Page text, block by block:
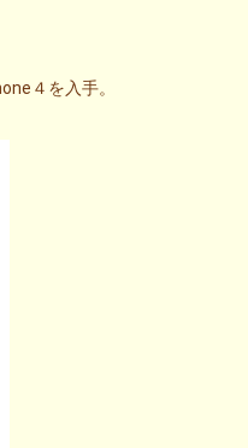
４を入手。